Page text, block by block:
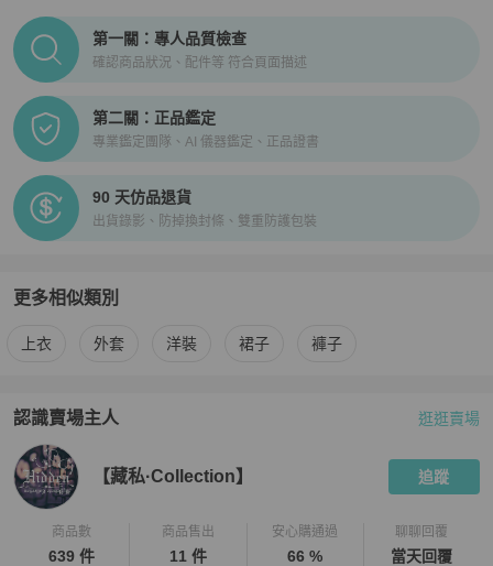
PopChill拍拍圈正品驗證、安心購檢驗流程介紹
第一關：專人品質檢查
確認商品狀況、配件等 符合頁面描述
第二關：正品鑑定
專業鑑定團隊、AI 儀器鑑定、正品證書
90 天仿品退貨
出貨錄影、防掉換封條、雙重防護包裝
更多相似類別
更多 女裝 相似商品推薦
上衣 外套 洋裝 裙子 褲子
認識賣場主人
PopChill 拍拍圈嚴選賣家
逛逛賣場
【藏私·Collection】 追蹤
商品數
639 件
商品售出
11 件
安心購通過
66 %
聊聊回覆
當天回覆